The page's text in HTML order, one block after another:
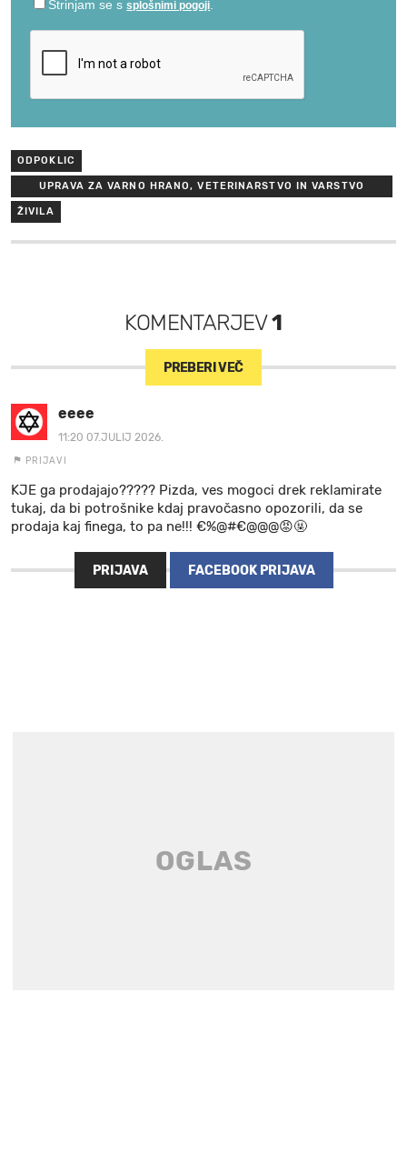
ODPOKLIC
UPRAVA ZA VARNO HRANO, VETERINARSTVO IN VARSTVO
ŽIVILA
KOMENTARJEV1
PREBERI VEČ
eeee
11:20 07.JULIJ 2026.
PRIJAVI
KJE ga prodajajo????? Pizda, ves mogoci drek reklamirate
tukaj, da bi potrošnike kdaj pravočasno opozorili, da se
prodaja kaj finega, to pa ne!!! €%@#€@@@😡🤬
PRIJAVA FACEBOOK PRIJAVA